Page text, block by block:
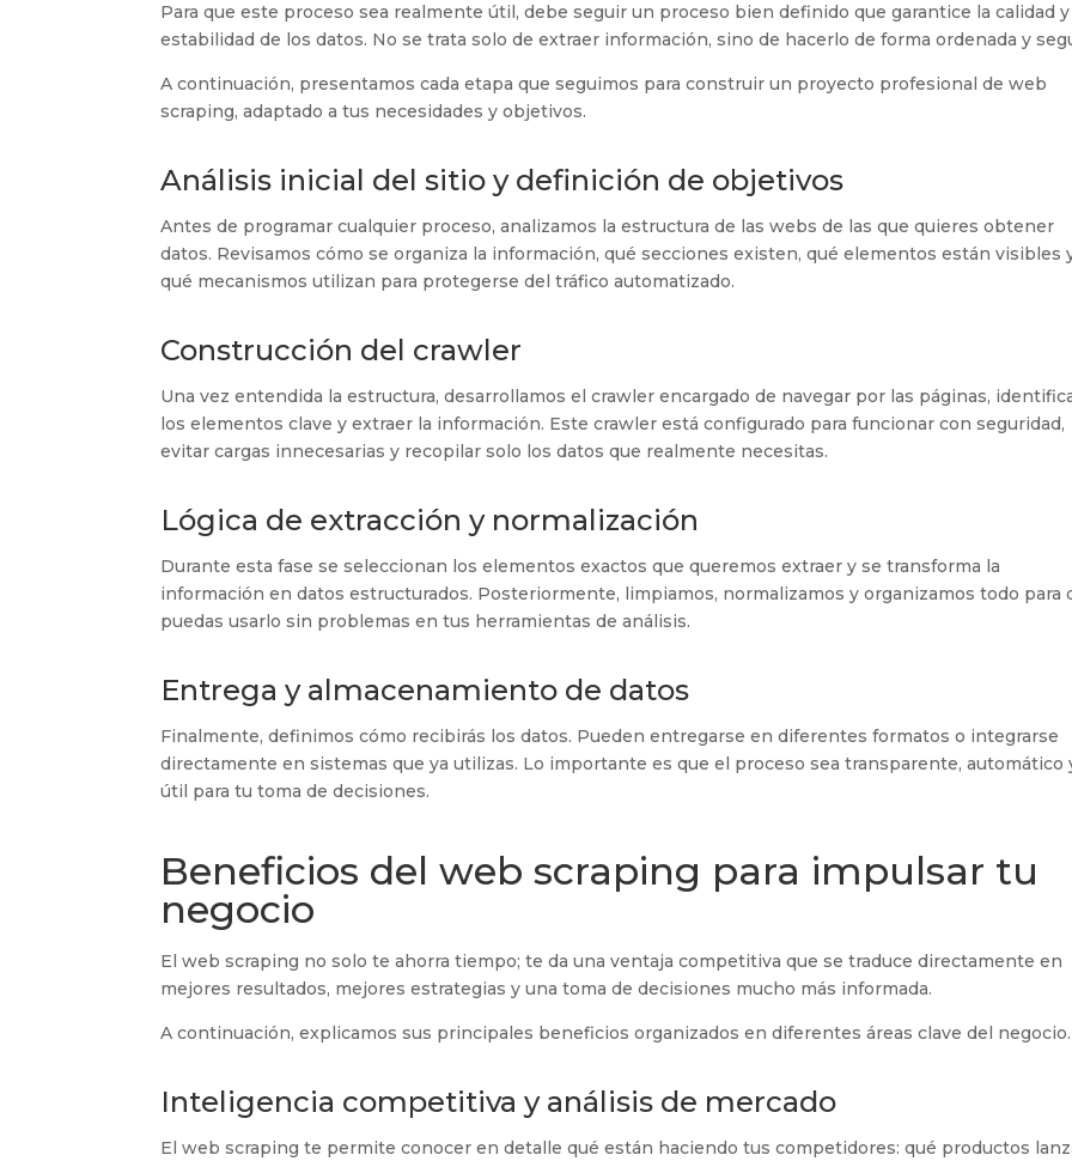
Para que este proceso sea realmente útil, debe seguir un proceso bien definido que garantice la calidad y
estabilidad de los datos. No se trata solo de extraer información, sino de hacerlo de forma ordenada y
A continuación, presentamos cada etapa que seguimos para construir un proyecto profesional de web
scraping, adaptado a tus necesidades y objetivos.
Análisis inicial del sitio y definición de objetivos
Antes de programar cualquier proceso, analizamos la estructura de las webs de las que quieres obtener
datos. Revisamos cómo se organiza la información, qué secciones existen, qué elementos están visibles
qué mecanismos utilizan para protegerse del tráfico automatizado.
Construcción del crawler
Una vez entendida la estructura, desarrollamos el crawler encargado de navegar por las páginas,
los elementos clave y extraer la información. Este crawler está configurado para funcionar con seguridad,
evitar cargas innecesarias y recopilar solo los datos que realmente necesitas.
Lógica de extracción y normalización
Durante esta fase se seleccionan los elementos exactos que queremos extraer y se transforma la
información en datos estructurados. Posteriormente, limpiamos, normalizamos y organizamos todo para
puedas usarlo sin problemas en tus herramientas de análisis.
Entrega y almacenamiento de datos
Finalmente, definimos cómo recibirás los datos. Pueden entregarse en diferentes formatos o integrarse
directamente en sistemas que ya utilizas. Lo importante es que el proceso sea transparente, automático
útil para tu toma de decisiones.
Beneficios del web scraping para impulsar tu
negocio
El web scraping no solo te ahorra tiempo; te da una ventaja competitiva que se traduce directamente en
mejores resultados, mejores estrategias y una toma de decisiones mucho más informada.
A continuación, explicamos sus principales beneficios organizados en diferentes áreas clave del negocio.
Inteligencia competitiva y análisis de mercado
El web scraping te permite conocer en detalle qué están haciendo tus competidores: qué productos